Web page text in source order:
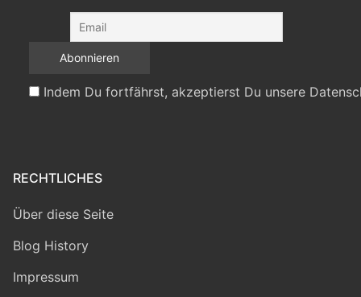
Indem Du fortfährst, akzeptierst Du unsere
RECHTLICHES
Über diese Seite
Blog History
Impressum